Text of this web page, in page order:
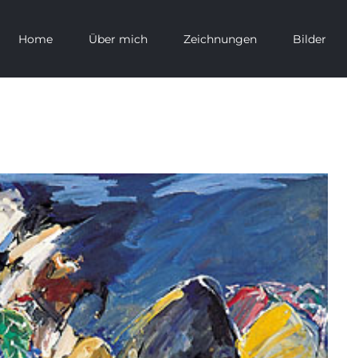
Home Über mich Zeichnungen Bilder